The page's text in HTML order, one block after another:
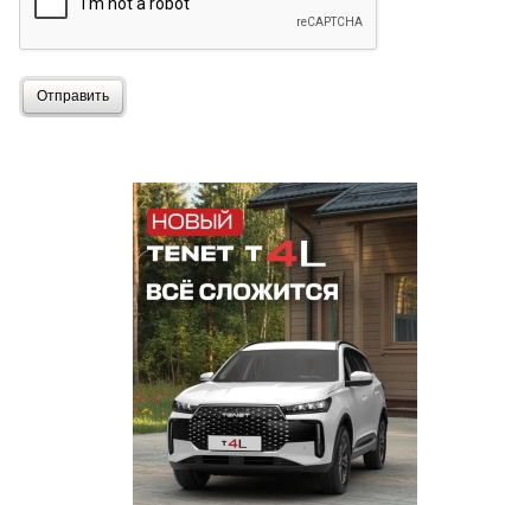
Отправить